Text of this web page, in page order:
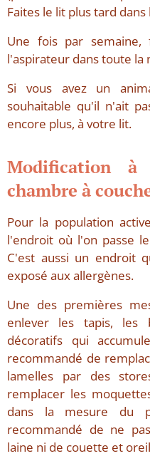
Faites le lit plus tard
Une fois par semaine,
l'aspirateur dans toute la
Si vous avez un
souhaitable qu'il n'ait
encore plus, à votre lit.
Modification
chambre à
Pour la population
l'endroit où l'on passe
C'est aussi un endroit
exposé aux allergènes.
Une des premières
enlever les tapis, les
décoratifs qui
recommandé de
lamelles par des
remplacer les
dans la mesure du
recommandé de ne
laine ni de couette et